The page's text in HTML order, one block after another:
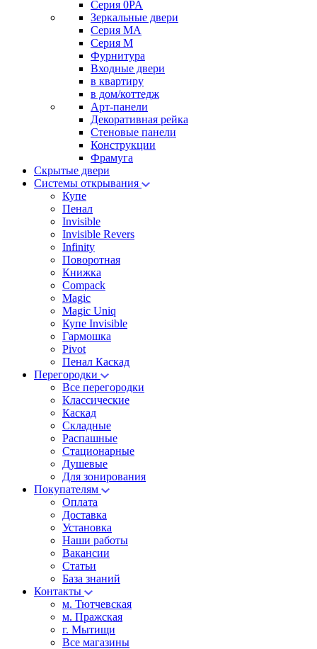
Серия 0PA
Зеркальные двери
Серия MA
Серия M
Фурнитура
Входные двери
в квартиру
в дом/коттедж
Арт-панели
Декоративная рейка
Стеновые панели
Конструкции
Фрамуга
Скрытые двери
Системы открывания
Купе
Пенал
Invisible
Invisible Revers
Infinity
Поворотная
Книжка
Compack
Magic
Magic Uniq
Купе Invisible
Гармошка
Pivot
Пенал Каскад
Перегородки
Все перегородки
Классические
Каскад
Складные
Распашные
Стационарные
Душевые
Для зонирования
Покупателям
Оплата
Доставка
Установка
Наши работы
Вакансии
Статьи
База знаний
Контакты
м. Тютчевская
м. Пражская
г. Мытищи
Все магазины